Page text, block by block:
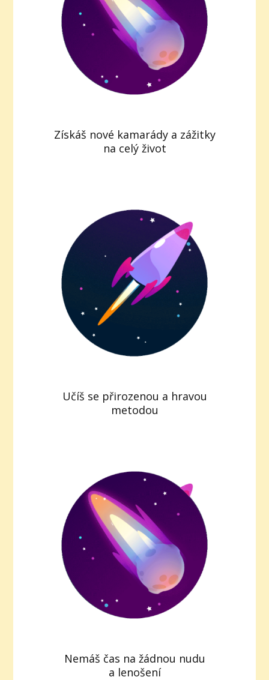
Získáš nové kamarády a zážitky
na celý život
Učíš se přirozenou a hravou
metodou
Nemáš čas na žádnou nudu
a lenošení